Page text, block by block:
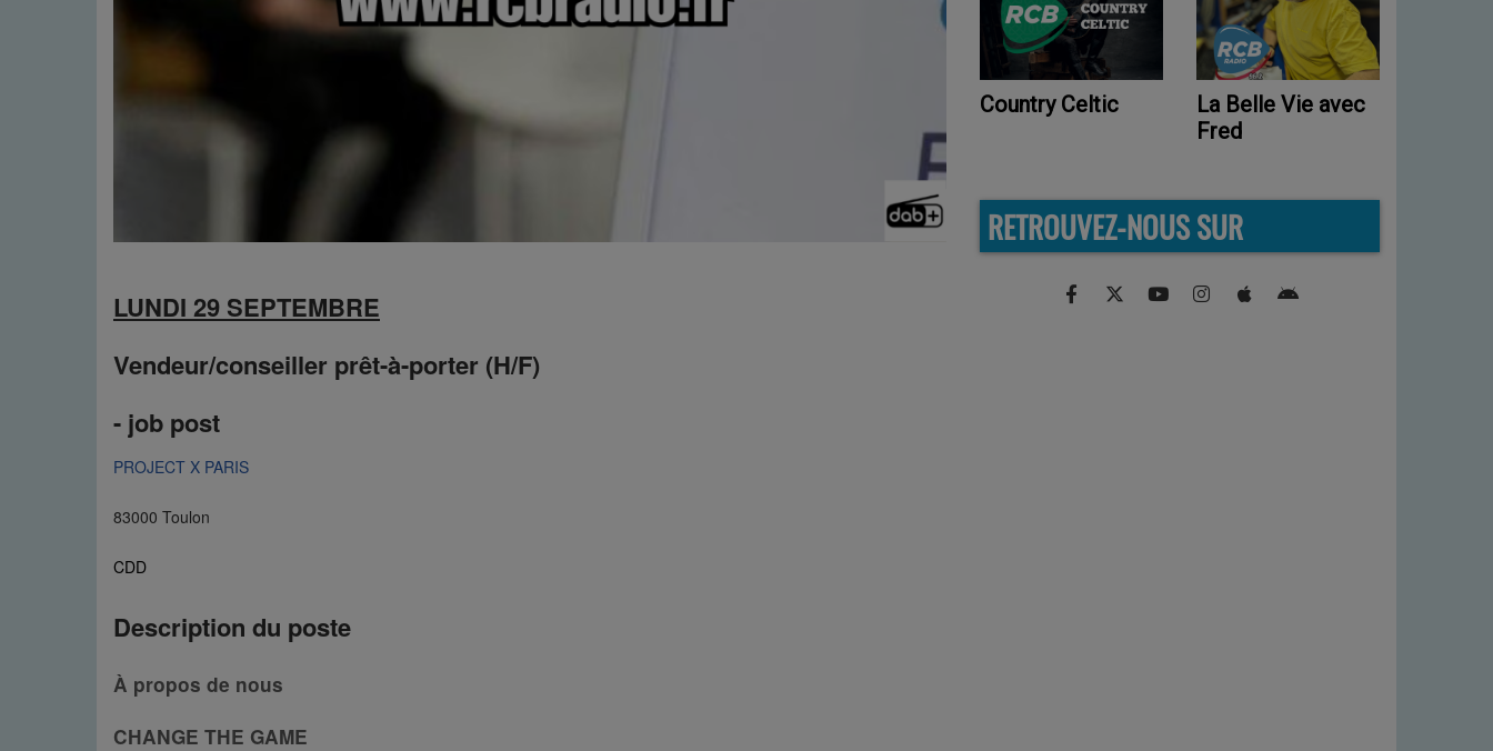
LUNDI 29 SEPTEMBRE
Vendeur/conseiller prêt-à-porter (H/F)
- job post
PROJECT X PARIS
83000 Toulon
CDD
Description du poste
À propos de nous
CHANGE THE GAME
La Belle Vie avec
Le drive avec
Marie
RETROUVEZ-NOUS SUR